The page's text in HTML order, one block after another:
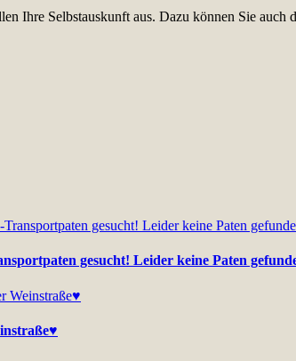
Ihre Selbstauskunft aus. Dazu können Sie auch
gesucht! Leider keine Paten